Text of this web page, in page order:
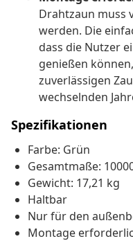
Drahtzaun muss
werden. Die
dass die Nutzer
genießen
zuverlässigen
wechselnden
Spezifikationen
Farbe: Grün
Gesamtmaße:
Gewicht: 17,21 kg
Haltbar
Nur für den
Montage